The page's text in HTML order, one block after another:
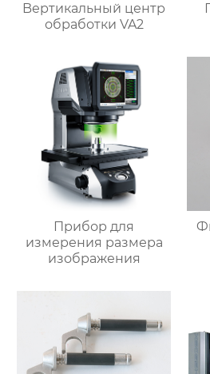
Bертикальный центр
обработки VA2
Прибор для
измерения размера
изображения